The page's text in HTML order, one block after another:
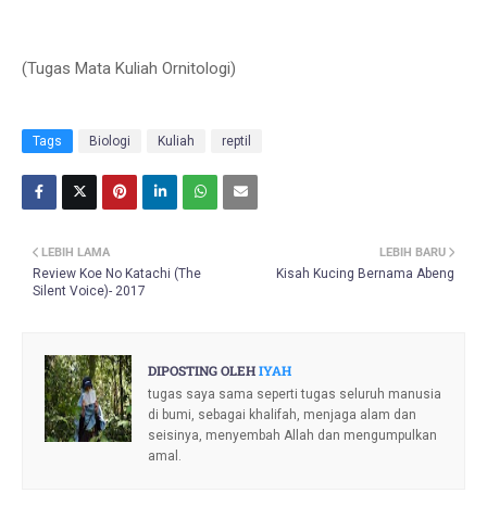
(Tugas Mata Kuliah Ornitologi)
Tags Biologi Kuliah reptil
LEBIH BARU
Kisah Kucing Bernama Abeng
LEBIH LAMA
Review Koe No Katachi (The
Silent Voice)- 2017
DIPOSTING OLEHIYAH
tugas saya sama seperti tugas seluruh manusia
di bumi, sebagai khalifah, menjaga alam dan
seisinya, menyembah Allah dan mengumpulkan
amal.